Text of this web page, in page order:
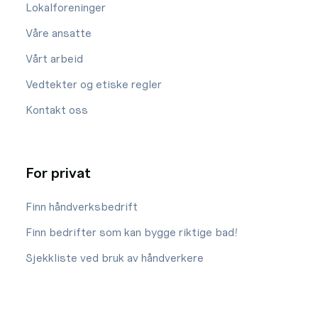
Lokalforeninger
Våre ansatte
Vårt arbeid
Vedtekter og etiske regler
Kontakt oss
For privat
Finn håndverksbedrift
Finn bedrifter som kan bygge riktige bad!
Sjekkliste ved bruk av håndverkere